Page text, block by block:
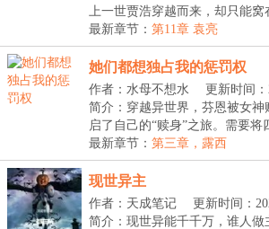
上一世贾浩穿越而来，却只能窝
日...
最新章节： 第11章 袁亮
她们都想独占我的惩罚权
作者：水母不想水
更新时间：
简介：穿越异世界，芬恩被女
启了自己的“赎身”之旅。需要
至...
最新章节： 第三章，露西
现世异主
作者：天成笔记
更新时间：
简介：现世异能千千万，谁人做